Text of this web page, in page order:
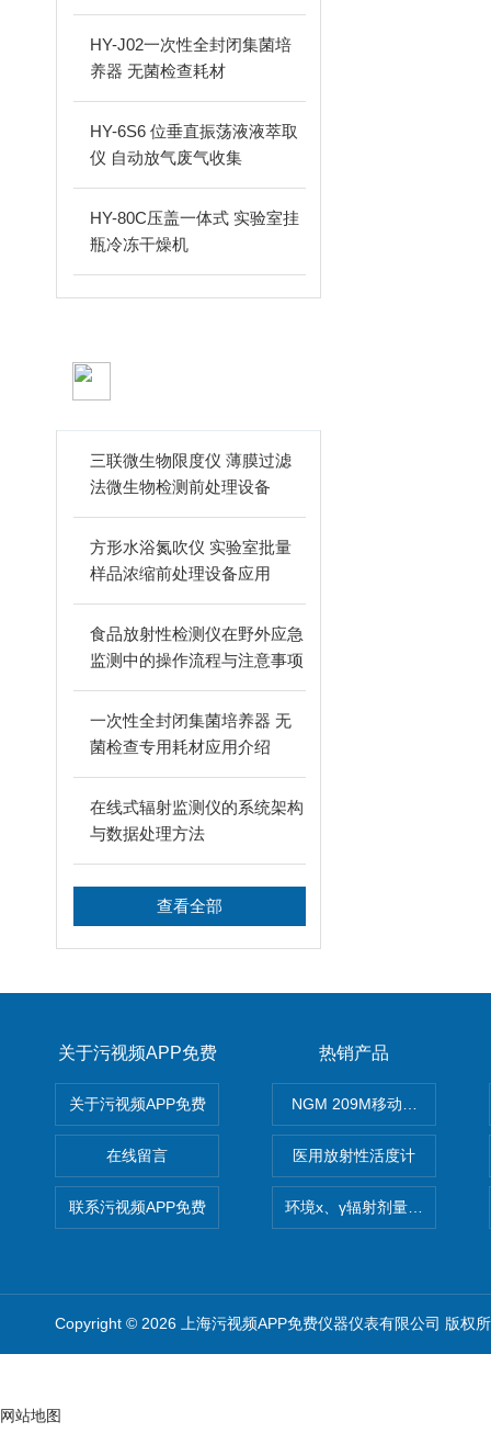
HY-J02一次性全封闭集菌培
养器 无菌检查耗材
HY-6S6 位垂直振荡液液萃取
仪 自动放气废气收集
HY-80C压盖一体式 实验室挂
瓶冷冻干燥机
三联微生物限度仪 薄膜过滤
法微生物检测前处理设备
方形水浴氮吹仪 实验室批量
样品浓缩前处理设备应用
食品放射性检测仪在野外应急
监测中的操作流程与注意事项
一次性全封闭集菌培养器 无
菌检查专用耗材应用介绍
在线式辐射监测仪的系统架构
与数据处理方法
查看全部
关于污视频APP免费
关于污视频APP免费
在线留言
联系污视频APP免费
热销产品
NGM 209M移动式惰性气体
医用放射性活度计
环境x、γ辐射剂量率仪
Copyright © 2026 上海污视频APP免费仪器仪表有限公司 版权
网站地图